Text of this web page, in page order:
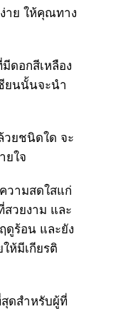
าย ให้คุณทาง
ดอกสีเหลือง
ยนนั้นจะนำ
วยชนิดใด จะ
ยใจ
วามสดใสแก่
วยงาม และ
ดูร้อน และยัง
ห้มีเกียรติ
สุดสำหรับผู้ที่